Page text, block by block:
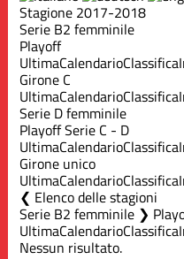
Stagione 2017-2018
Serie B2 femminile
Playoff
UltimaCalendarioClassifica
Girone C
UltimaCalendarioClassifica
Serie D femminile
Playoff Serie C - D
UltimaCalendarioClassifica
Girone unico
UltimaCalendarioClassifica
Elenco delle stagioni
Serie B2 femminile ❯
UltimaCalendarioClassifica
Nessun risultato.